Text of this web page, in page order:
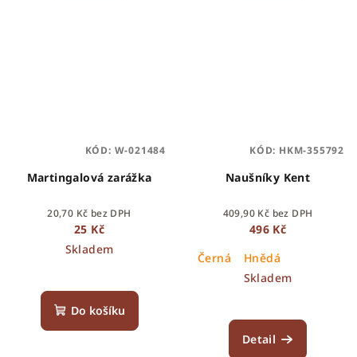
Martingalová zarážka
20,70 Kč bez DPH
25 Kč
Skladem
Do košíku
KÓD: W-021484
Naušníky Kent
409,90 Kč bez DPH
496 Kč
Černá
Hnědá
Skladem
Detail
KÓD: HKM-355792